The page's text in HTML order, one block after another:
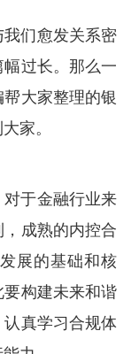
们愈发关系密
过长。那么一
大家整理的银
家。
于金融行业来
成熟的内控合
展的基础和核
构建未来和谐
真学习合规体